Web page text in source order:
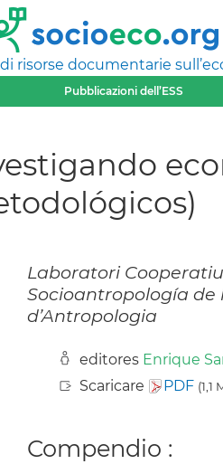
risorse documentarie
Pubblicazioni dell’ESS
Laboratori
Socioantropología
d’Antropologia
editores Enrique
Scaricare
PDF (1,1
Compendio :